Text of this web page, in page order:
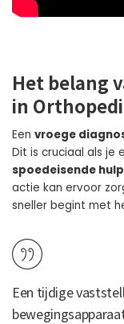
Het belang
in
Een vroege
Dit is cruciaal als je
spoedeisende hulp
actie kan ervoor
sneller begint met
Een tijdige